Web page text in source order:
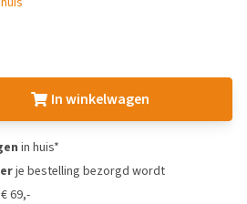
In winkelwagen
in huis*
je bestelling bezorgd wordt
69,-